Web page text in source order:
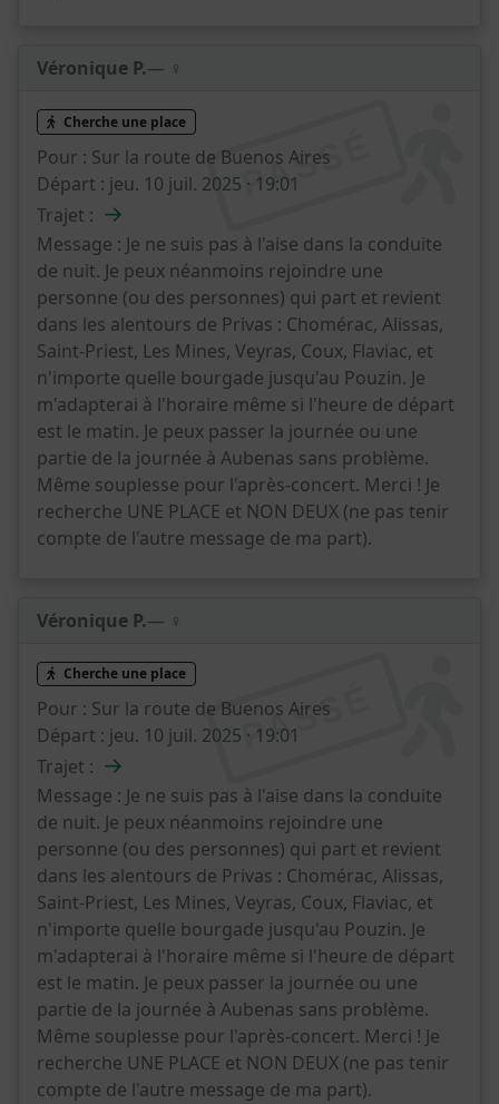
Véronique P.— ♀️
PASSÉ
Cherche une place
Pour : Sur la route de Buenos Aires
Départ : jeu. 10 juil. 2025 · 19:01
Trajet : →
Message : Je ne suis pas à l'aise dans la conduite
de nuit. Je peux néanmoins rejoindre une
personne (ou des personnes) qui part et revient
dans les alentours de Privas : Chomérac, Alissas,
Saint-Priest, Les Mines, Veyras, Coux, Flaviac, et
n'importe quelle bourgade jusqu'au Pouzin. Je
m'adapterai à l'horaire même si l'heure de départ
est le matin. Je peux passer la journée ou une
partie de la journée à Aubenas sans problème.
Même souplesse pour l'après-concert. Merci ! Je
recherche UNE PLACE et NON DEUX (ne pas tenir
compte de l'autre message de ma part).
Véronique P.— ♀️
PASSÉ
Cherche une place
Pour : Sur la route de Buenos Aires
Départ : jeu. 10 juil. 2025 · 19:01
Trajet : →
Message : Je ne suis pas à l'aise dans la conduite
de nuit. Je peux néanmoins rejoindre une
personne (ou des personnes) qui part et revient
dans les alentours de Privas : Chomérac, Alissas,
Saint-Priest, Les Mines, Veyras, Coux, Flaviac, et
n'importe quelle bourgade jusqu'au Pouzin. Je
m'adapterai à l'horaire même si l'heure de départ
est le matin. Je peux passer la journée ou une
partie de la journée à Aubenas sans problème.
Même souplesse pour l'après-concert. Merci ! Je
recherche UNE PLACE et NON DEUX (ne pas tenir
compte de l'autre message de ma part).